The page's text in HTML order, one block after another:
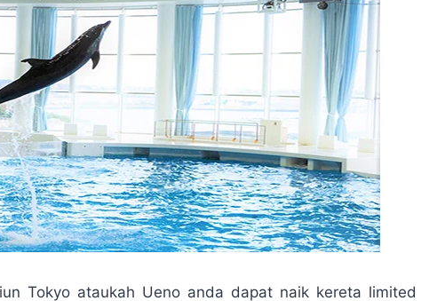
Tokyo ataukah Ueno anda dapat naik kereta limited